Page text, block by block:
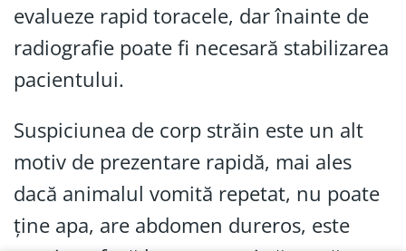
evalueze rapid toracele, dar înainte de
radiografie poate fi necesară stabilizarea
pacientului.
Suspiciunea de corp străin este un alt
motiv de prezentare rapidă, mai ales
dacă animalul vomită repetat, nu poate
ține apa, are abdomen dureros, este